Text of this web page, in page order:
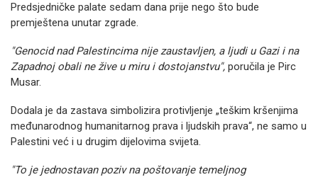
Predsjedničke palate sedam dana prije nego što bude
premještena unutar zgrade.
"Genocid nad Palestincima nije zaustavljen, a ljudi u Gazi i na
Zapadnoj obali ne žive u miru i dostojanstvu", poručila je Pirc
Musar.
Dodala je da zastava simbolizira protivljenje „teškim kršenjima
međunarodnog humanitarnog prava i ljudskih prava“, ne samo u
Palestini već i u drugim dijelovima svijeta.
"To je jednostavan poziv na poštovanje temeljnog